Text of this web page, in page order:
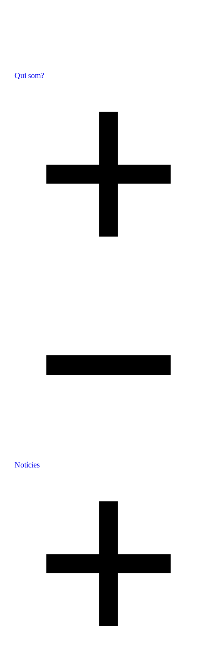
Qui som?
Notícies